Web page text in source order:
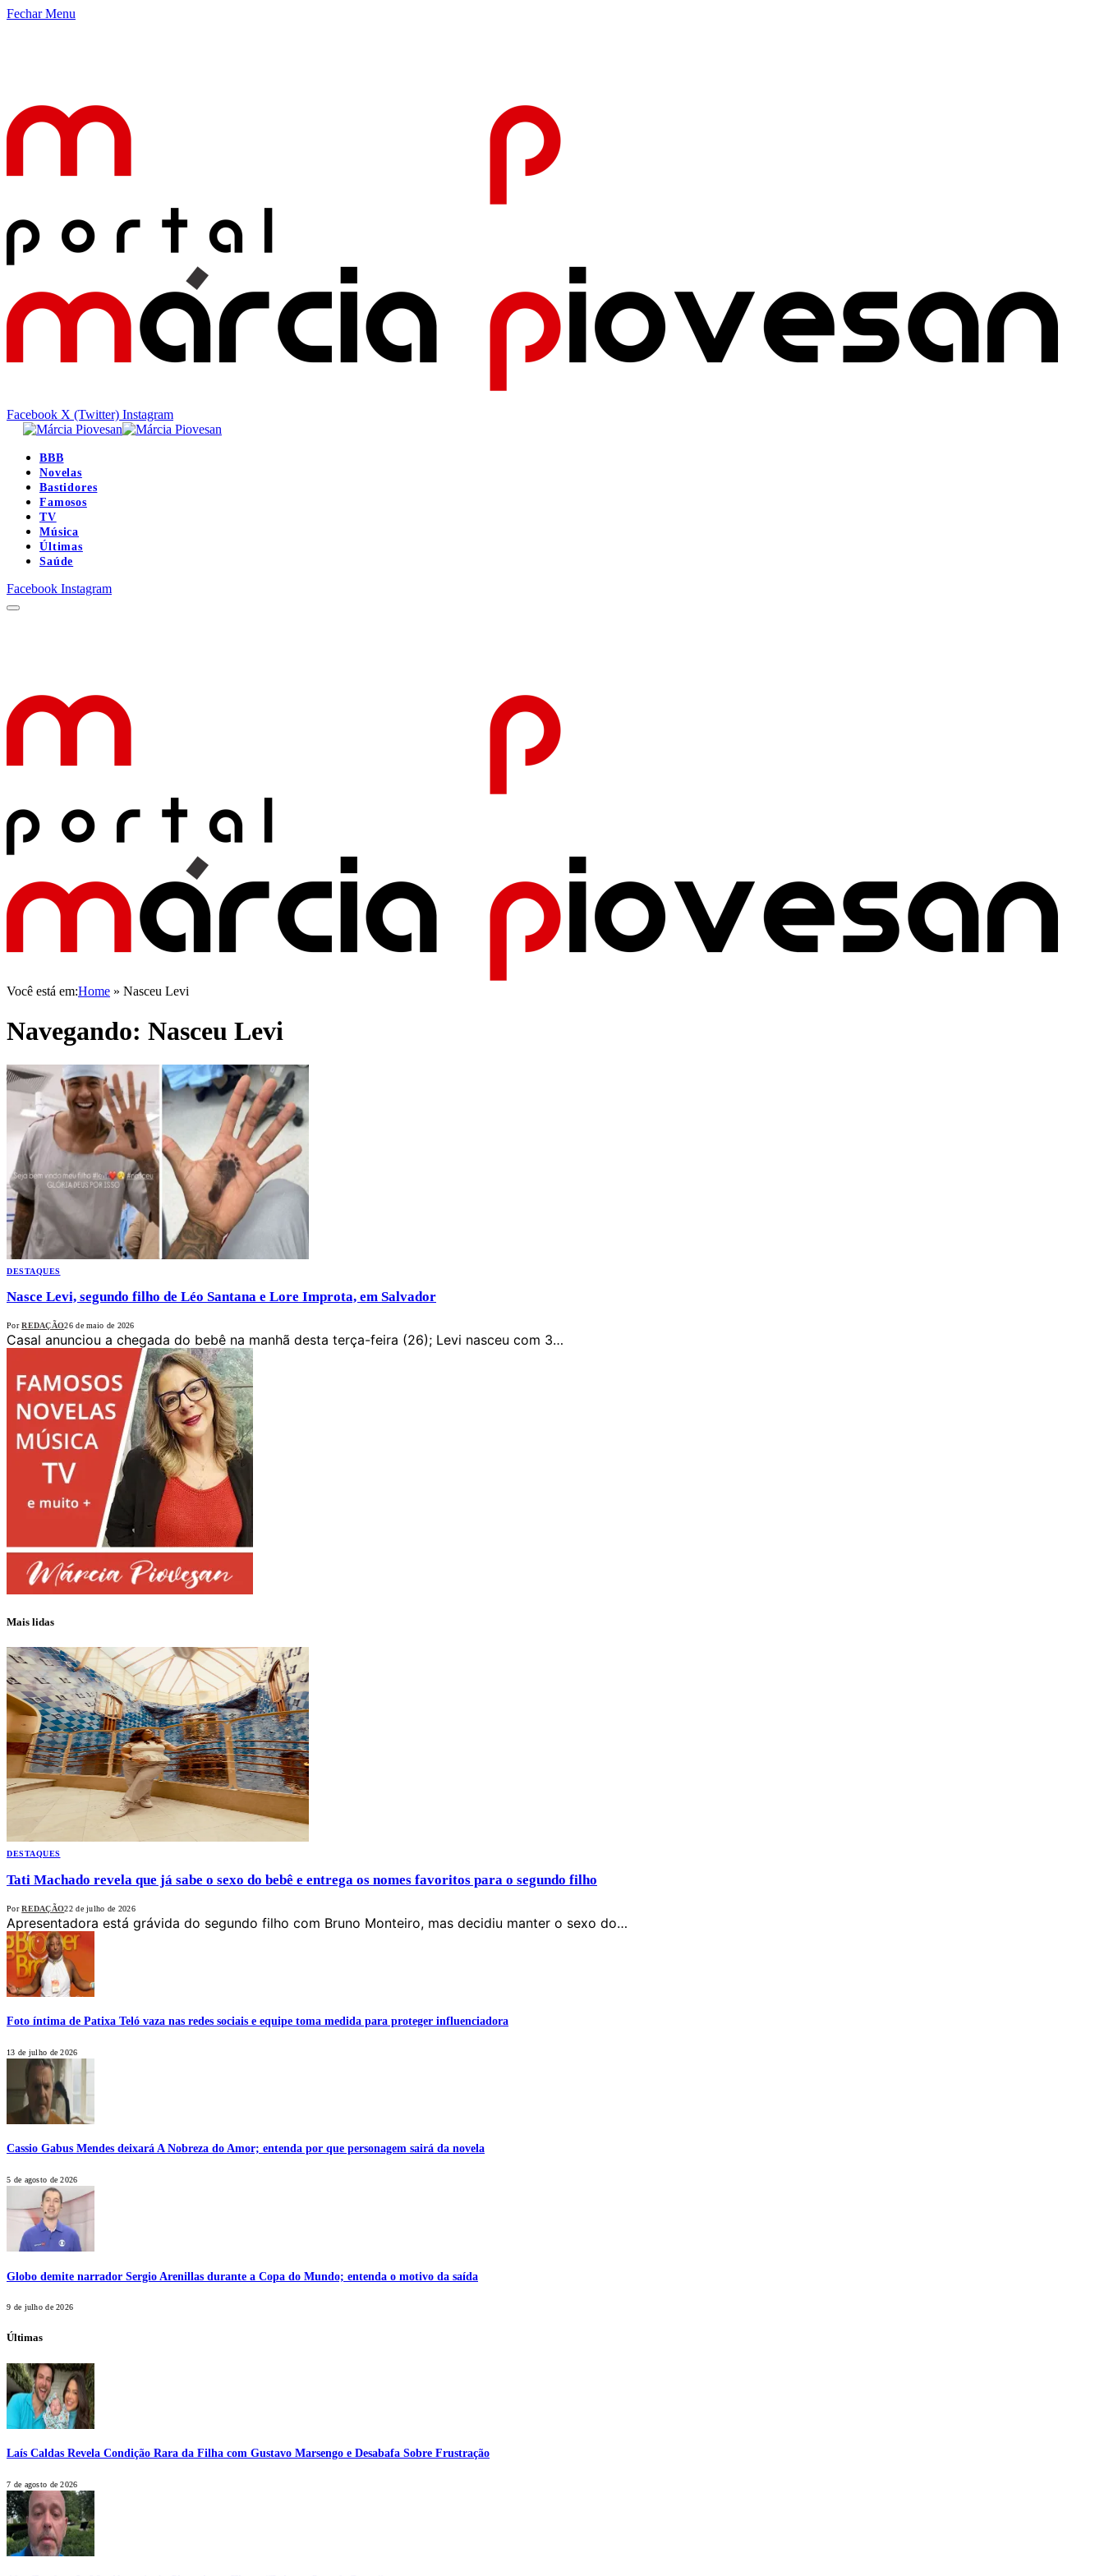
Fechar Menu
Facebook X (Twitter) Instagram
BBB
Novelas
Bastidores
Famosos
TV
Música
Últimas
Saúde
Facebook Instagram
Você está em:Home » Nasceu Levi
Navegando: Nasceu Levi
DESTAQUES
Nasce Levi, segundo filho de Léo Santana e Lore Improta, em Salvador
Por REDAÇÃO26 de maio de 2026
Casal anunciou a chegada do bebê na manhã desta terça-feira (26); Levi nasceu com 3…
Mais lidas
DESTAQUES
Tati Machado revela que já sabe o sexo do bebê e entrega os nomes favoritos para o segundo filho
Por REDAÇÃO22 de julho de 2026
Apresentadora está grávida do segundo filho com Bruno Monteiro, mas decidiu manter o sexo do…
Foto íntima de Patixa Teló vaza nas redes sociais e equipe toma medida para proteger influenciadora
13 de julho de 2026
Cassio Gabus Mendes deixará A Nobreza do Amor; entenda por que personagem sairá da novela
5 de agosto de 2026
Globo demite narrador Sergio Arenillas durante a Copa do Mundo; entenda o motivo da saída
9 de julho de 2026
Últimas
Laís Caldas Revela Condição Rara da Filha com Gustavo Marsengo e Desabafa Sobre Frustração
7 de agosto de 2026